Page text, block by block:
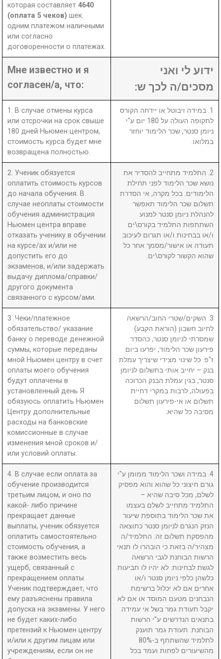
которая составляет4640
(оплата 5 чеков)шек.
одним платежом наличными
или согласно
договоренности о платежах.
Мне известно и я
согласен/а, что:
ידוע לי ואני
מסכים/ה לכך ש:
1. В случае отмены курса
или отсрочки на срок свыше
180 дней Ньюмен центром,
стоимость курса будет мне
возвращена полностью.
1. במידה ויבוטל או יידחה הקורס
לתקופה העולה על 180 יום ע"י
ניומן סנטר, שכר הלימוד יוחזר
במלואו.
2. Ученик обязуется
оплатить стоимость курсов
до начала обучения. В
случае неоплаты стоимости
обучения администрация
Ньюмен центра вправе
отказать ученику в обучении
на курсе/ах и/или не
допустить его до
экзаменов, и/или задержать
выдачу диплома/справки/
другого документа
связанного с курсом/ами.
2. התלמיד מתחייב להסדיר את
נושא שכר הלימוד לפני תחילת
הלימודים. בכל מקרה, אי הסדרת
תשלום שכר הלימוד תאפשר
להנהלת ניומן סנטר למנוע
השתתפות התלמיד בקורס\ים
ו/או בבחינות ו/או תגרום לעיכוב
תעודה או אישור/מסמך אחר כל
שהוא הקשור לקורס\ים.
3. Чеки/платежное
обязательство/ указание
банку о переводе денежной
суммы, которые переданы
мной Ньюмен центру в счет
оплаты моего обучения
будут оплачены в
установленный день Я
обязуюсь оплатить Ньюмен
Центру дополнительные
расходы на банковские
комиссионные в случае
изменения мной сроков и/
или условий оплаты.
3. השקים/שטרי החוב/הרשאה
לחיוב חשבון (הוראת הקבע)
שמסרתי לניומן סנטר, כהסדר
פירעון שכר הלימוד, יפרעו ביום
ז"פ. כל שינוי מצידי שיצריך עמלת
בנק – יחייב אותי בתשלום לניומן
סנטר, בגין עמלת הבנק הכרוכה
בפעולה, לרבות במקרי דחיית
תשלום או אי-פירעון תשלום
מסיבה כל שהיא.
4. В случае если оплата за
обучение производится
третьим лицом, и оно по
какой- либо причине
прекращает данные
выплаты, ученик обязуется
оплатить самостоятельно
стоимость обучения, а
также возместить весь
ущерб, связанный с
прекращением оплаты.
Ученик подтверждает, что
ему разъяснены правила
допуска на экзамены. У него
не будет каких-либо
претензий к Ньюмен центру
и/или к другим лицам или
учреждениям, если он не
4. במידה ושכר הלימוד ממומן ע"י
גורם חיצוני כל שהוא והוא מפסיק
לשלם, מכל סיבה שהיא –
התלמיד מתחייב לשלם בעצמו
את שכר הלימוד בתוספת שיעור
הנזק הנגרם לניומן סנטר כתוצאה
מהפסקת תשלום זה. התלמיד/ה
מצהיר/ה בזאת כי הובהרו לו תנאי
הרשות הבוחנת לגבי הרשאה
לגשת לבחינות. לא יהיו לו תביעות
כלשהן כלפי ניומן סנטר ו/או
אחרים אם לא יכלול ברשימת
הנבחנים מטעם המוסד או אם לא
יקבל תעודת גמר בשל אי עמידה
בתנאים הנדרשים ע"י הרשות
הבוחנת. תעודת גמר תוענק
לתלמיד שהשתתף ב-80%
מהשיעורים לפחות ועמד בכל